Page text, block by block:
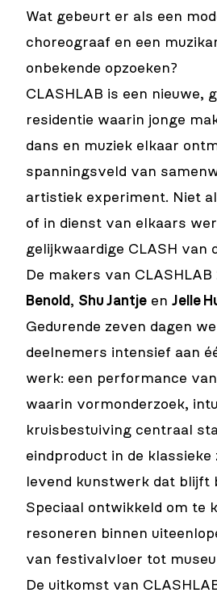
Wat gebeurt er als een
choreograaf en een
onbekende opzoeken?
CLASHLAB is een nieuwe,
residentie waarin jonge
dans en muziek elkaar
spanningsveld van
artistiek experiment. Niet
of in dienst van elkaars
gelijkwaardige CLASH van
De makers van CLASHLAB
Benold , Shu Jantje en Jelle
Gedurende zeven dagen
deelnemers intensief aan
werk: een performance
waarin vormonderzoek,
kruisbestuiving centraal
eindproduct in de klassieke
levend kunstwerk dat blijft
Speciaal ontwikkeld om te
resoneren binnen
van festivalvloer tot
De uitkomst van